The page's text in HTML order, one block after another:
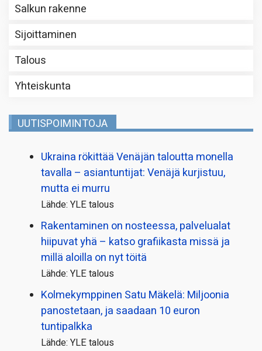
Salkun rakenne
Sijoittaminen
Talous
Yhteiskunta
UUTISPOIMINTOJA
Ukraina rökittää Venäjän taloutta monella
tavalla – asiantuntijat: Venäjä kurjistuu,
mutta ei murru
Lähde: YLE talous
Rakentaminen on nosteessa, palvelualat
hiipuvat yhä – katso grafiikasta missä ja
millä aloilla on nyt töitä
Lähde: YLE talous
Kolmekymppinen Satu Mäkelä: Miljoonia
panostetaan, ja saadaan 10 euron
tuntipalkka
Lähde: YLE talous